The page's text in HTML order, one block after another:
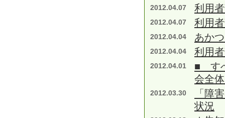
2012.04.07 利用
2012.04.07 利用
2012.04.04 あか
2012.04.04 利用
2012.04.01
■ す
会全
2012.03.30
「障
状況